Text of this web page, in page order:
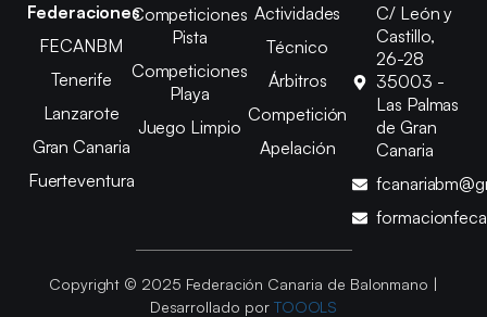
Federaciones
FECANBM
Tenerife
Lanzarote
Gran Canaria
Fuerteventura
Competiciones
Pista
Competiciones
Playa
Juego Limpio
Actividades
Técnico
Árbitros
Competición
Apelación
C/ León y
Castillo,
26-28
35003 -
Las Palmas
de Gran
Canaria
Copyright © 2025 Federación Canaria de Balonmano |
Desarrollado por TOOOLS